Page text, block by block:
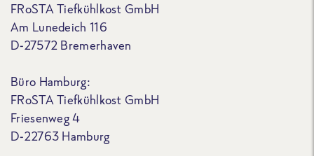
FRoSTA Tiefkühlkost GmbH
Am Lunedeich 116
D-27572 Bremerhaven
Büro Hamburg:
FRoSTA Tiefkühlkost GmbH
Friesenweg 4
D-22763 Hamburg